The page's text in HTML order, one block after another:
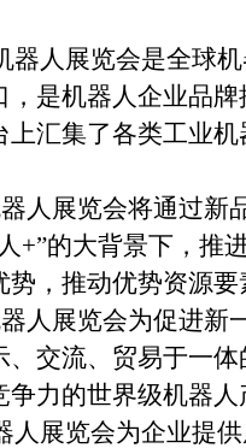
器人展览会是全球
是机器人企业品
上汇集了各类工业
人展览会将通过新
+”的大背景下，推
，推动优势资源
人展览会为促进新
、交流、贸易于一
力的世界级机器人
人展览会为企业提